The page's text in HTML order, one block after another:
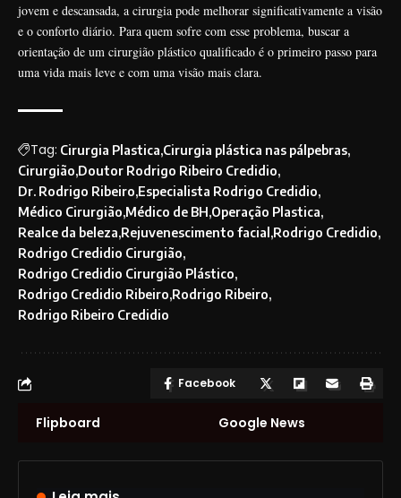
jovem e descansada, a cirurgia pode melhorar significativamente a visão
e o conforto diário. Para quem sofre com esse problema, buscar a
orientação de um cirurgião plástico qualificado é o primeiro passo para
uma vida mais leve e com uma visão mais clara.
Tag: Cirurgia Plastica Cirurgia plástica nas pálpebras
Cirurgião Doutor Rodrigo Ribeiro Credidio
Dr. Rodrigo Ribeiro Especialista Rodrigo Credidio
Médico Cirurgião Médico de BH Operação Plastica
Realce da beleza Rejuvenescimento facial Rodrigo Credidio
Rodrigo Credidio Cirurgião
Rodrigo Credidio Cirurgião Plástico
Rodrigo Credidio Ribeiro Rodrigo Ribeiro
Rodrigo Ribeiro Credidio
Facebook
Flipboard Google News